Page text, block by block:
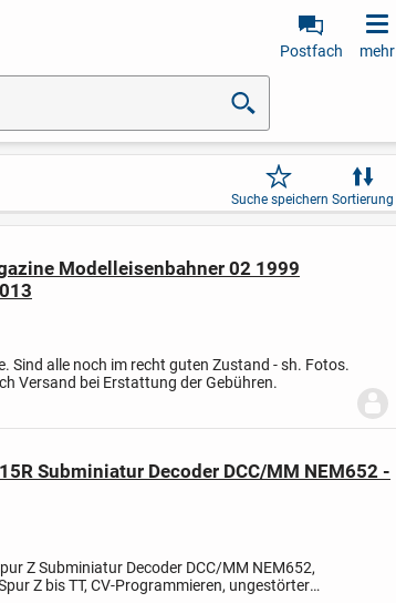
Postfach mehr
Suche speichern Sortierung
Modelleisenbahner 02 1999
Sind alle noch im recht guten Zustand - sh. Fotos.
Versand bei Erstattung der Gebühren.
Subminiatur Decoder DCC/MM NEM652 -
Z Subminiatur Decoder DCC/MM NEM652,
Z bis TT, CV-Programmieren, ungestörter